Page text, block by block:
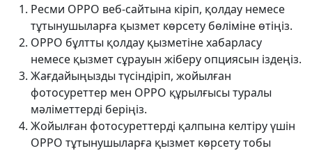
Ресми OPPO веб-сайтына кіріп, қолдау немесе
тұтынушыларға қызмет көрсету бөліміне өтіңіз.
OPPO бұлтты қолдау қызметіне хабарласу
немесе қызмет сұрауын жіберу опциясын іздеңіз.
Жағдайыңызды түсіндіріп, жойылған
фотосуреттер мен OPPO құрылғысы туралы
мәліметтерді беріңіз.
Жойылған фотосуреттерді қалпына келтіру үшін
OPPO тұтынушыларға қызмет көрсету тобы